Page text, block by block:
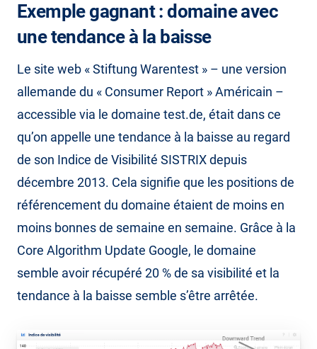
Exemple gagnant : domaine avec
une tendance à la baisse
Le site web « Stiftung Warentest » – une version
allemande du « Consumer Report » Américain –
accessible via le domaine test.de, était dans ce
qu’on appelle une tendance à la baisse au regard
de son Indice de Visibilité SISTRIX depuis
décembre 2013. Cela signifie que les positions de
référencement du domaine étaient de moins en
moins bonnes de semaine en semaine. Grâce à la
Core Algorithm Update Google, le domaine
semble avoir récupéré 20 % de sa visibilité et la
tendance à la baisse semble s’être arrêtée.